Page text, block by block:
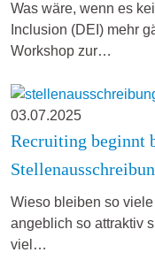
Was wäre, wenn es
Inclusion (DEI) mehr
Workshop zur…
03.07.2025
Recruiting beginnt
Wieso bleiben so
angeblich so attraktiv
viel…